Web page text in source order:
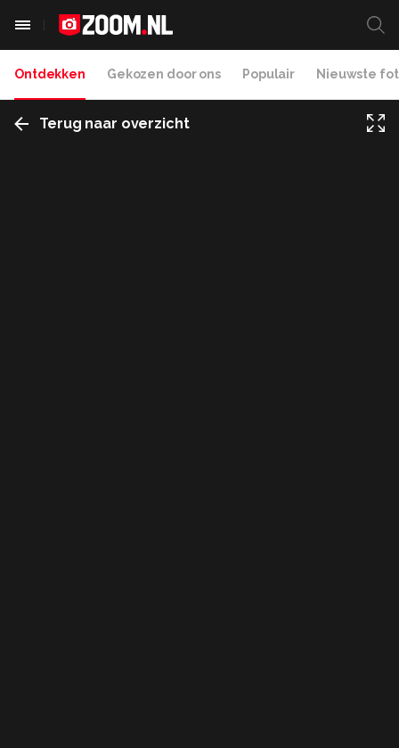
Ontdekken Gekozen door ons Populair Nieuwste
Terug naar overzicht